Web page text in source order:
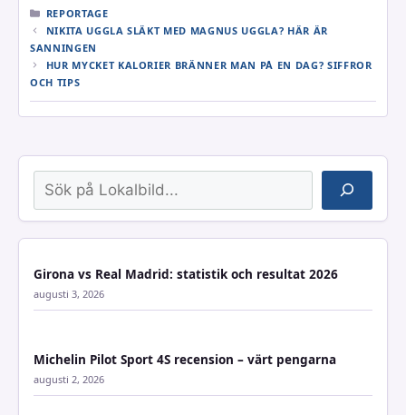
KATEGORIER
REPORTAGE
NIKITA UGGLA SLÄKT MED MAGNUS UGGLA? HÄR ÄR
SANNINGEN
HUR MYCKET KALORIER BRÄNNER MAN PÅ EN DAG? SIFFROR
OCH TIPS
Sök
Girona vs Real Madrid: statistik och resultat 2026
augusti 3, 2026
Michelin Pilot Sport 4S recension – värt pengarna
augusti 2, 2026